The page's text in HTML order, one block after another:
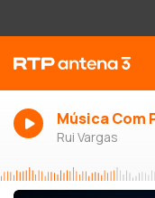
Música Com
Rui Vargas